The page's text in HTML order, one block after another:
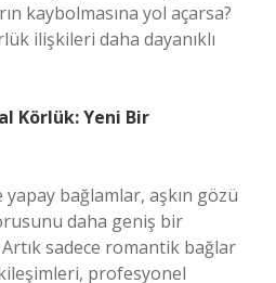
kaybolmasına yol açarsa?
ilişkileri daha dayanıklı
Körlük: Yeni Bir
bağlamlar, aşkın gözü
daha geniş bir
sadece romantik bağlar
profesyonel